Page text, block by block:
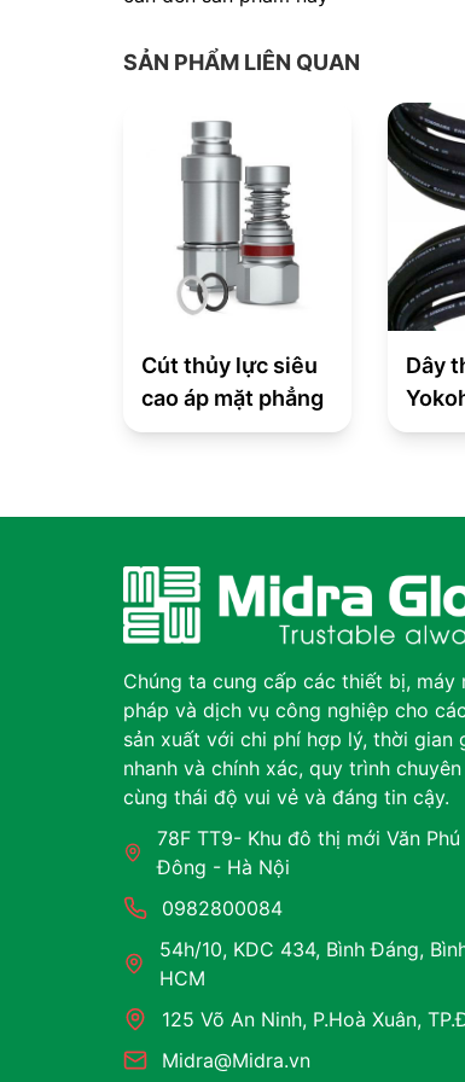
SẢN PHẨM LIÊN QUAN
Cút thủy lực siêu
cao áp mặt phẳng
Dây
thép
Chúng ta cung cấp các thiết bị, máy
pháp và dịch vụ công nghiệp cho
sản xuất với chi phí hợp lý, thời gian
nhanh và chính xác, quy trình
cùng thái độ vui vẻ và đáng tin cậy.
78F TT9- Khu đô thị mới Văn
Đông - Hà Nội
0982800084
54h/10, KDC 434, Bình Đáng,
HCM
125 Võ An Ninh, P.Hoà Xuân,
Midra@Midra.vn